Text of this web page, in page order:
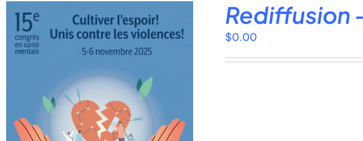
Rediffusion
$0.00